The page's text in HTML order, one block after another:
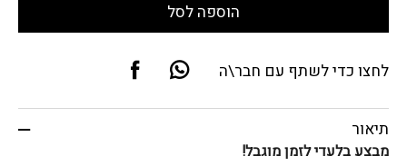
הוספה לסל
לחצו כדי לשתף עם חבר\ה
תיאור
מבצע בלעדי לזמן מוגבל!